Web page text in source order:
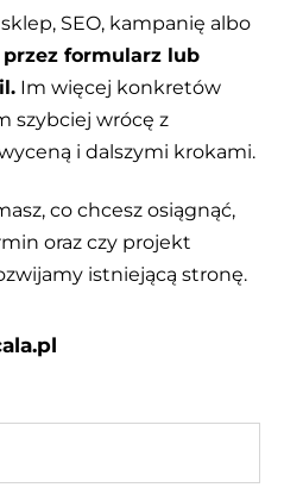
SEO, kampanię albo
przez formularz lub
Im więcej konkretów
szybciej wrócę z
i dalszymi krokami.
co chcesz osiągnąć,
oraz czy projekt
istniejącą stronę.